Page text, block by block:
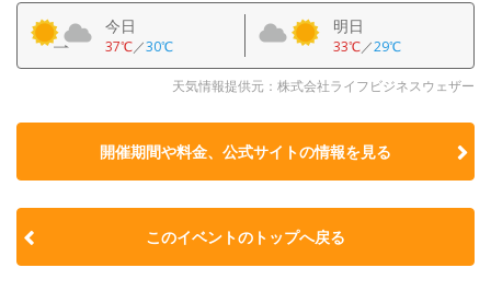
今日
37℃／30℃
明日
33℃／29℃
天気情報提供元：株式会社ライフビジネスウェザー
開催期間や料金、公式サイトの情報を見る
このイベントのトップへ戻る